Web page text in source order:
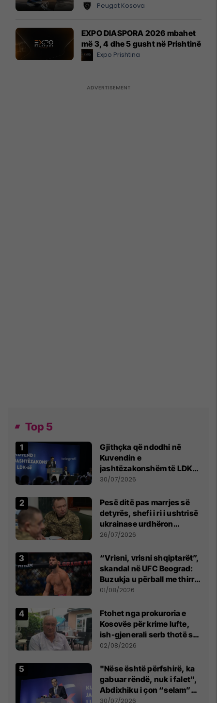
Peugot Kosova
EXPO DIASPORA 2026 mbahet
më 3, 4 dhe 5 gusht në Prishtinë
Expo Prishtina
Top 5
Gjithçka që ndodhi në
Kuvendin e
jashtëzakonshëm të LDK-
së
30/07/2026
Pesë ditë pas marrjes së
detyrës, shefi i ri i ushtrisë
ukrainase urdhëron
kontroll të madh
26/07/2026
“Vrisni, vrisni shqiptarët”,
skandal në UFC Beograd:
Buzukja u përball me thirrje
anti-shqiptare nga
01/08/2026
Ftohet nga prokuroria e
Kosovës për krime lufte,
ish-gjenerali serb thotë se
dikush e tradhtoi në
02/08/2026
"Nëse është përfshirë, ka
gabuar rëndë, nuk i falet",
Abdixhiku i çon “selam”
Përparim Ramës
30/07/2026